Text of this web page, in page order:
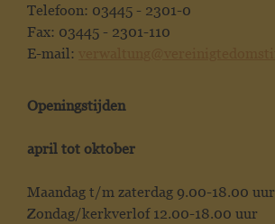
Telefoon: 03445 - 2301-0
Fax: 03445 - 2301-110
E-mail:
Openingstijden
april tot oktober
Maandag t/m zaterdag 9.00-18.00 uur
Zondag/kerkverlof 12.00-18.00 uur